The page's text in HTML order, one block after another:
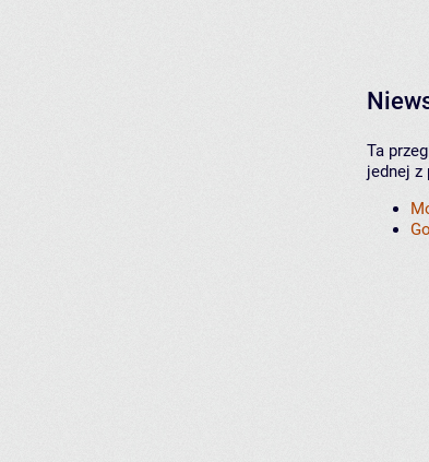
Ta
jednej z